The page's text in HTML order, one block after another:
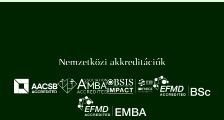
Nemzetközi akkreditációk